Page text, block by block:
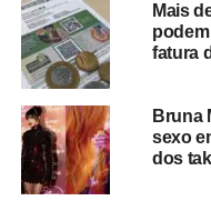
Mais
fatura
Bruna
sexo
dos